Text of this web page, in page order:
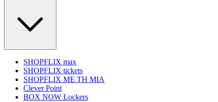
SHOPFLIX max
SHOPFLIX tickets
SHOPFLIX ΜΕ ΤΗ ΜΙΑ
Clever Point
BOX NOW Lockers